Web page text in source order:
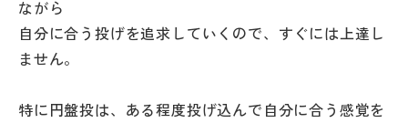
サイトマップ
運営会社
ながら
自分に合う投げを追求していくので、すぐには上達し
ません。
特に円盤投は、ある程度投げ込んで自分に合う感覚を